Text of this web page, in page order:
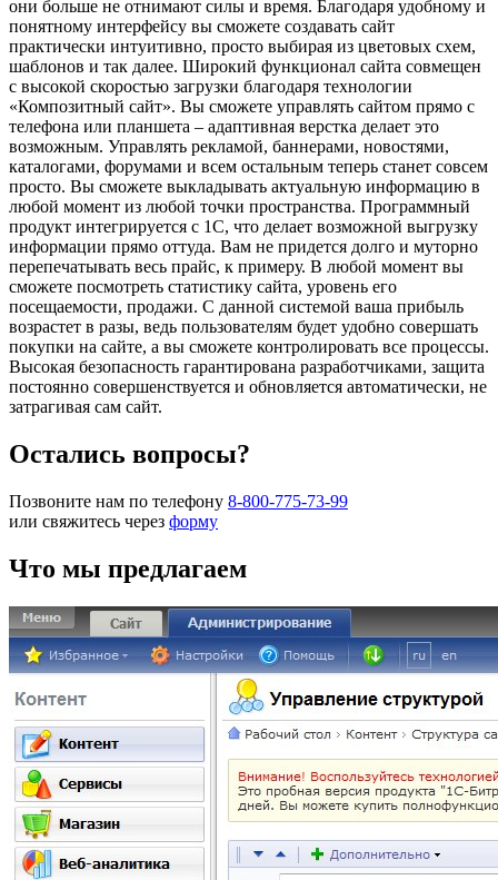
они больше не отнимают силы и время. Благодаря удобному и
понятному интерфейсу вы сможете создавать сайт
практически интуитивно, просто выбирая из цветовых схем,
шаблонов и так далее. Широкий функционал сайта совмещен
с высокой скоростью загрузки благодаря технологии
«Композитный сайт». Вы сможете управлять сайтом прямо с
телефона или планшета – адаптивная верстка делает это
возможным. Управлять рекламой, баннерами, новостями,
каталогами, форумами и всем остальным теперь станет совсем
просто. Вы сможете выкладывать актуальную информацию в
любой момент из любой точки пространства. Программный
продукт интегрируется с 1С, что делает возможной выгрузку
информации прямо оттуда. Вам не придется долго и муторно
перепечатывать весь прайс, к примеру. В любой момент вы
сможете посмотреть статистику сайта, уровень его
посещаемости, продажи. С данной системой ваша прибыль
возрастет в разы, ведь пользователям будет удобно совершать
покупки на сайте, а вы сможете контролировать все процессы.
Высокая безопасность гарантирована разработчиками, защита
постоянно совершенствуется и обновляется автоматически, не
затрагивая сам сайт.
Остались вопросы?
Позвоните нам по телефону 8-800-775-73-99
или свяжитесь через форму
Что мы предлагаем